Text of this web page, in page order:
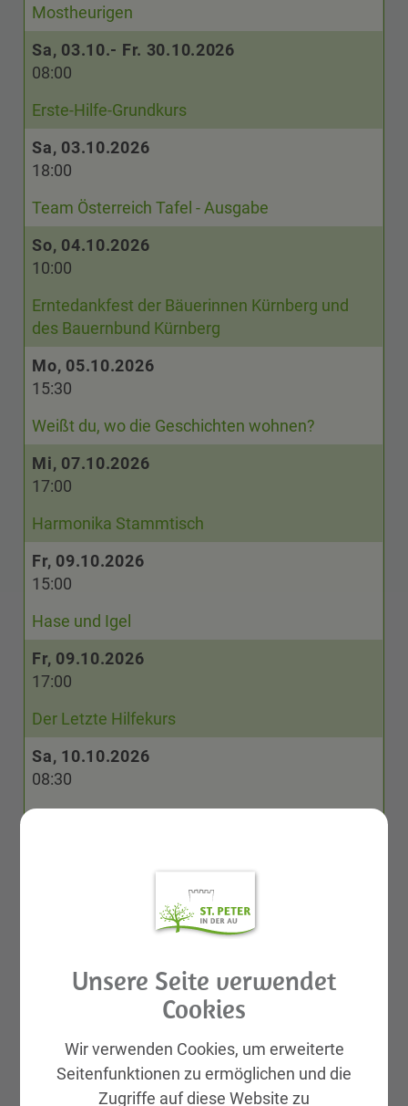
Mostheurigen
Sa, 03.10.- Fr. 30.10.2026
08:00
Erste-Hilfe-Grundkurs
Sa, 03.10.2026
18:00
Team Österreich Tafel - Ausgabe
So, 04.10.2026
10:00
Erntedankfest der Bäuerinnen Kürnberg und
des Bauernbund Kürnberg
Mo, 05.10.2026
15:30
Weißt du, wo die Geschichten wohnen?
Mi, 07.10.2026
17:00
Harmonika Stammtisch
Fr, 09.10.2026
15:00
Hase und Igel
Fr, 09.10.2026
17:00
Der Letzte Hilfekurs
Sa, 10.10.2026
08:30
BauernMARKT
Team Österreich Tafel - Ausgabe
Literatur im Schloss
Sa, 17.10.2026
18:00
Unsere Seite verwendet
Cookies
Wir verwenden Cookies, um erweiterte
Seitenfunktionen zu ermöglichen und die
Zugriffe auf diese Website zu